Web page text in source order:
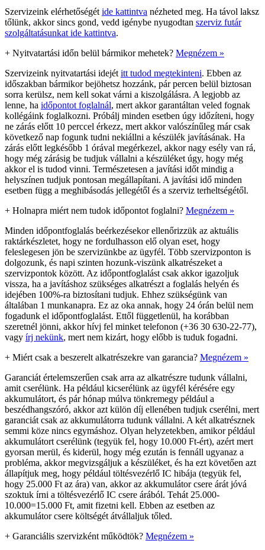
Szervizeink elérhetőségét ide kattintva nézheted meg. Ha távol laksz
tőlünk, akkor sincs gond, vedd igénybe nyugodtan szerviz futár
szolgáltatásunkat ide kattintva.
+ Nyitvatartási időn belül bármikor mehetek? Megnézem »
Szervizeink nyitvatartási idejét itt tudod megtekinteni. Ebben az
időszakban bármikor bejöhetsz hozzánk, pár percen belül biztosan
sorra kerülsz, nem kell sokat várni a kiszolgálásra. A legjobb az
lenne, ha időpontot foglalnál, mert akkor garantáltan veled fognak
kollégáink foglalkozni. Próbálj minden esetben úgy időzíteni, hogy
ne zárás előtt 10 perccel érkezz, mert akkor valószínűleg már csak
következő nap fogunk tudni nekiállni a készülék javításának. Ha
zárás előtt legkésőbb 1 órával megérkezel, akkor nagy esély van rá,
hogy még zárásig be tudjuk vállalni a készüléket úgy, hogy még
akkor el is tudod vinni. Természetesen a javítási időt mindig a
helyszínen tudjuk pontosan megállapítani. A javítási idő minden
esetben függ a meghibásodás jellegétől és a szerviz terheltségétől.
+ Holnapra miért nem tudok időpontot foglalni? Megnézem »
Minden időpontfoglalás beérkezésekor ellenőrizzük az aktuális
raktárkészletet, hogy ne fordulhasson elő olyan eset, hogy
feleslegesen jön be szervizünkbe az ügyfél. Több szervizponton is
dolgozunk, és napi szinten hozunk-viszünk alkatrészeket a
szervizpontok között. Az időpontfoglalást csak akkor igazoljuk
vissza, ha a javításhoz szükséges alkatrészt a foglalás helyén és
idejében 100%-ra biztosítani tudjuk. Ehhez szükségünk van
általában 1 munkanapra. Ez az oka annak, hogy 24 órán belül nem
fogadunk el időpontfoglalást. Ettől függetlenül, ha korábban
szeretnél jönni, akkor hívj fel minket telefonon (+36 30 630-22-77),
vagy írj nekünk, mert nem kizárt, hogy előbb is tuduk fogadni.
+ Miért csak a beszerelt alkatrészekre van garancia? Megnézem »
Garanciát értelemszerűen csak arra az alkatrészre tudunk vállalni,
amit cserélünk. Ha például kicserélünk az ügyfél kérésére egy
akkumulátort, és pár hónap múlva tönkremegy például a
beszédhangszóró, akkor azt külön díj ellenében tudjuk cserélni, mert
garanciát csak az akkumulátorra tudunk vállalni. A két alkatrésznek
semmi köze nincs egymáshoz. Olyan helyzetekben, amikor például
akkumulátort cserélünk (tegyük fel, hogy 10.000 Ft-ért), azért mert
gyorsan merül, és kiderül, hogy még ezután is fennáll ugyanaz a
probléma, akkor megvizsgáljuk a készüléket, és ha ezt követően azt
állapítjuk meg, hogy például töltésvezérlő IC hibája (tegyük fel,
hogy 25.000 Ft az ára) van, akkor az akkumulátor csere árát jóvá
szoktuk írni a töltésvezérlő IC csere árából. Tehát 25.000-
10.000=15.000 Ft, amit fizetni kell. Ebben az esetben az
akkumulátor csere költségét átvállaljuk tőled.
+ Garanciális szervizként működtök? Megnézem »